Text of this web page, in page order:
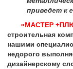
приведет к
«МАСТЕР
строительная
нашими
недорого
дизайнерскому